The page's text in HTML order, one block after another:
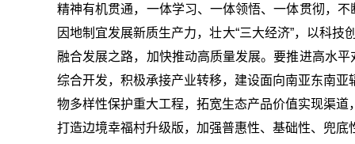
精神有机贯通，一体学习、一体领悟、一体贯彻，
因地制宜发展新质生产力，壮大“三大经济”，以科
融合发展之路，加快推动高质量发展。要推进高水
综合开发，积极承接产业转移，建设面向南亚东南
物多样性保护重大工程，拓宽生态产品价值实现渠
打造边境幸福村升级版，加强普惠性、基础性、兜